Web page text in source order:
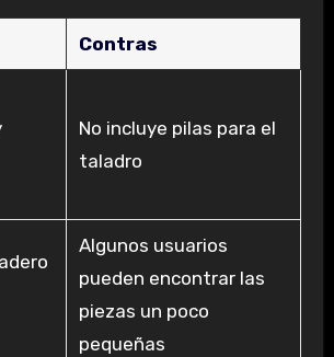
Contras
No incluye pilas para el
taladro
Algunos usuarios
pueden encontrar las
piezas un poco
pequeñas